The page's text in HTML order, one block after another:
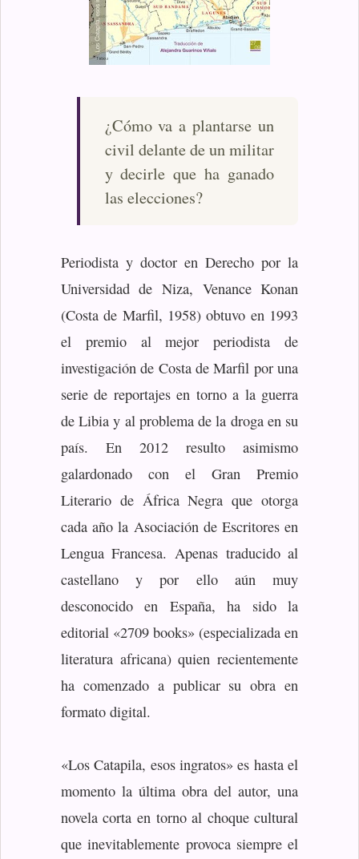
¿Cómo va a plantarse un
civil delante de un militar
y decirle que ha ganado
las elecciones?
Periodista y doctor en Derecho por la
Universidad de Niza, Venance Konan
(Costa de Marfil, 1958) obtuvo en 1993
el premio al mejor periodista de
investigación de Costa de Marfil por una
serie de reportajes en torno a la guerra
de Libia y al problema de la droga en su
país. En 2012 resulto asimismo
galardonado con el Gran Premio
Literario de África Negra que otorga
cada año la Asociación de Escritores en
Lengua Francesa. Apenas traducido al
castellano y por ello aún muy
desconocido en España, ha sido la
editorial «2709 books» (especializada en
literatura africana) quien recientemente
ha comenzado a publicar su obra en
formato digital.
«Los Catapila, esos ingratos» es hasta el
momento la última obra del autor, una
novela corta en torno al choque cultural
que inevitablemente provoca siempre el